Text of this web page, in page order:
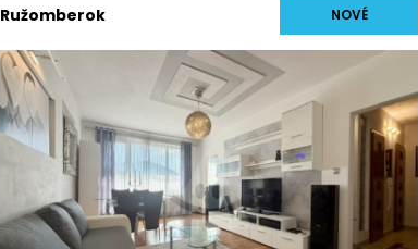
Ružomberok NOVÉ